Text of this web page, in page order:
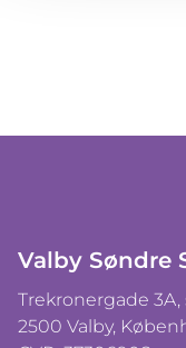
Valby Søndre
Trekronergade 3A,
2500 Valby,